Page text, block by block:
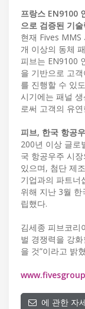
프랑스 EN9100
으로 검증된 기술
현재 Fives MMS
개 이상의 동체
피브는 EN9100
을 기반으로 고
를 진행할 수 있
시기에는 패널
로써 고객의 유
피브, 한국 항공
200년 이상 글로
국 항공우주 시
있으며, 첨단 제
기업과의 파트너
위해 지난 3월
립했다.
김세종 피브코리
벌 경쟁력을 강
을 것”이라고 밝
에 관한 자